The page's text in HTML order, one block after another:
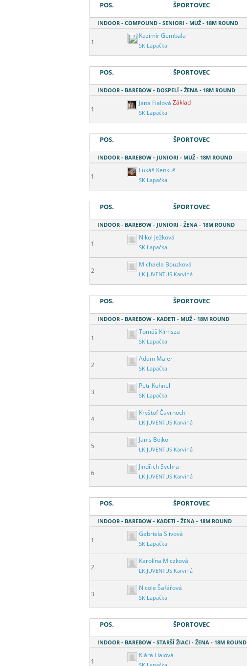
POS. ŠPORTOVEC
INDOOR - COMPOUND - SENIORI - MUŽ - 18M ROUND
1
Kazimír Gembala
SK Lapačka
POS. ŠPORTOVEC
INDOOR - BAREBOW - DOSPELÍ - ŽENA - 18M ROUND
1
Jana Fialová Základ
SK Lapačka
POS. ŠPORTOVEC
INDOOR - BAREBOW - JUNIORI - MUŽ - 18M ROUND
1
Lukáš Kenkuš
SK Lapačka
POS. ŠPORTOVEC
INDOOR - BAREBOW - JUNIORI - ŽENA - 18M ROUND
1
Nikol Ježková
SK Lapačka
2
Michaela Bouzková
LK JUVENTUS Karviná
POS. ŠPORTOVEC
INDOOR - BAREBOW - KADETI - MUŽ - 18M ROUND
1
Tomáš Klimsza
SK Lapačka
2
Adam Majer
SK Lapačka
3
Petr Kühnel
SK Lapačka
4
Kryštof Čavrnoch
LK JUVENTUS Karviná
5
Janis Bojko
LK JUVENTUS Karviná
6
Jindřich Sychra
LK JUVENTUS Karviná
POS. ŠPORTOVEC
INDOOR - BAREBOW - KADETI - ŽENA - 18M ROUND
1
Gabriela Slívová
SK Lapačka
2
Karolína Miczková
LK JUVENTUS Karviná
3
Nicole Šafářová
SK Lapačka
POS. ŠPORTOVEC
INDOOR - BAREBOW - STARŠÍ ŽIACI - ŽENA - 18M ROUND
1
Klára Fialová